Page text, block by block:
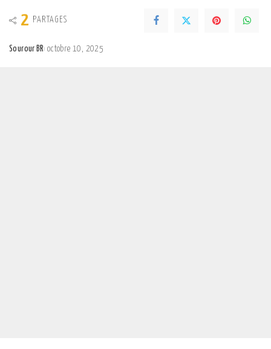
2 PARTAGES
Sourour BR octobre 10, 2025